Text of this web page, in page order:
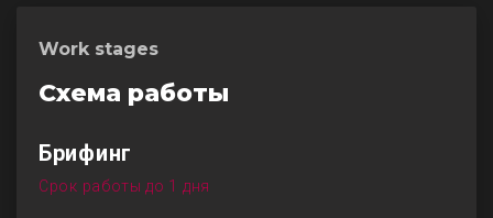
Work stages
Схема работы
Брифинг
Срок работы до 1 дня